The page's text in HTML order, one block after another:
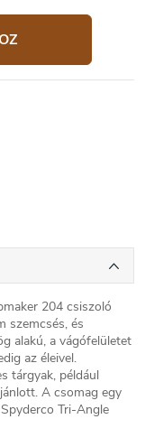
204 csiszoló
szemcsés, és
alakú, a vágófelületet
az éleivel.
tárgyak, például
A csomag egy
Tri-Angle